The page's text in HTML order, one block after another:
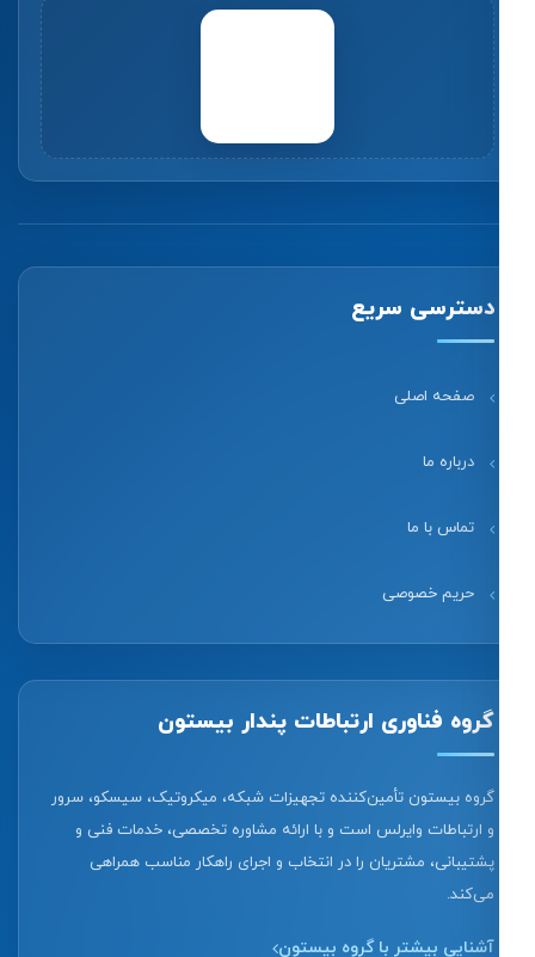
دسترسی سریع
صفحه اصلی
درباره ما
تماس با ما
حریم خصوصی
گروه فناوری ارتباطات پندار بیستون
گروه بیستون تأمین‌کننده تجهیزات شبکه، میکروتیک، سیسکو، سرور
و ارتباطات وایرلس است و با ارائه مشاوره تخصصی، خدمات فنی و
پشتیبانی، مشتریان را در انتخاب و اجرای راهکار مناسب همراهی
می‌کند.
آشنایی بیشتر با گروه بیستون